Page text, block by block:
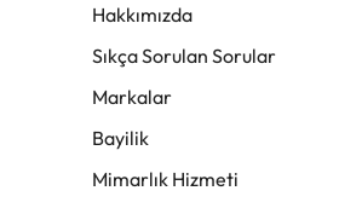
Hakkımızda
Sıkça Sorulan Sorular
Markalar
Bayilik
Mimarlık Hizmeti